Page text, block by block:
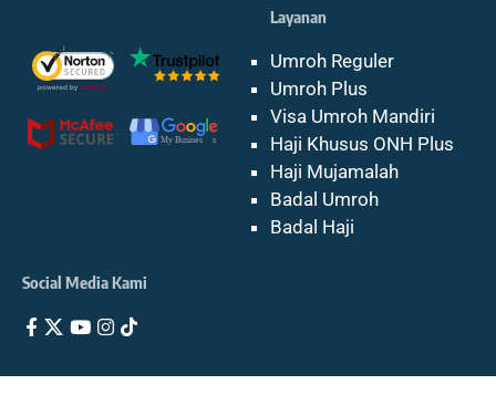
Layanan
Umroh Reguler
Umroh Plus
Visa Umroh Mandiri
Haji Khusus ONH Plus
Haji Mujamalah
Badal Umroh
Badal Haji
Social Media Kami